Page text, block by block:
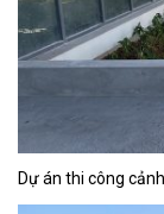
Dự án thi công